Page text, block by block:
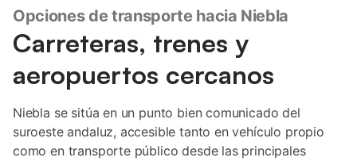
Opciones de transporte hacia Niebla
Carreteras, trenes y
aeropuertos cercanos
Niebla se sitúa en un punto bien comunicado del
suroeste andaluz, accesible tanto en vehículo propio
como en transporte público desde las principales